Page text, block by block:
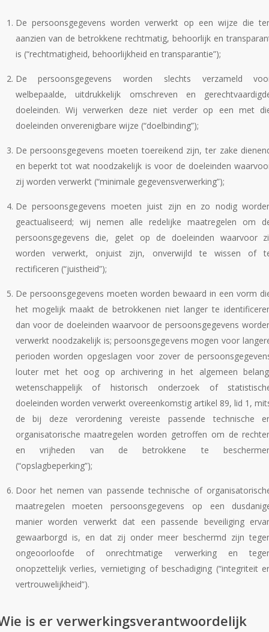
De persoonsgegevens worden verwerkt op een wijze die
aanzien van de betrokkene rechtmatig, behoorlijk en
is (“rechtmatigheid, behoorlijkheid en transparantie”);
De persoonsgegevens worden slechts verzameld
welbepaalde, uitdrukkelijk omschreven en
doeleinden. Wij verwerken deze niet verder op een met
doeleinden onverenigbare wijze (“doelbinding”);
De persoonsgegevens moeten toereikend zijn, ter zake
en beperkt tot wat noodzakelijk is voor de doeleinden
zij worden verwerkt (“minimale gegevensverwerking”);
De persoonsgegevens moeten juist zijn en zo nodig
geactualiseerd; wij nemen alle redelijke maatregelen om
persoonsgegevens die, gelet op de doeleinden waarvoor
worden verwerkt, onjuist zijn, onverwijld te wissen of
rectificeren (“juistheid”);
De persoonsgegevens moeten worden bewaard in een vorm
het mogelijk maakt de betrokkenen niet langer te
dan voor de doeleinden waarvoor de persoonsgegevens
verwerkt noodzakelijk is; persoonsgegevens mogen voor
perioden worden opgeslagen voor zover de
louter met het oog op archivering in het algemeen
wetenschappelijk of historisch onderzoek of
doeleinden worden verwerkt overeenkomstig artikel 89, lid 1,
de bij deze verordening vereiste passende technische
organisatorische maatregelen worden getroffen om de
en vrijheden van de betrokkene te
(“opslagbeperking”);
Door het nemen van passende technische of
maatregelen moeten persoonsgegevens op een
manier worden verwerkt dat een passende beveiliging
gewaarborgd is, en dat zij onder meer beschermd zijn
ongeoorloofde of onrechtmatige verwerking en
onopzettelijk verlies, vernietiging of beschadiging (“integriteit
vertrouwelijkheid”).
is er verwerkingsverantwoordelijk